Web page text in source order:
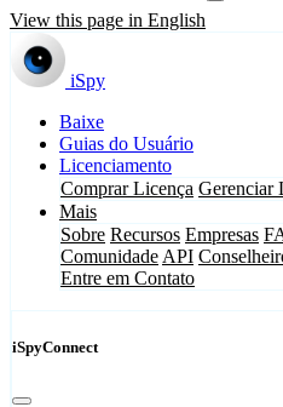
View this page in English
iSpy
Baixe
Guias do Usuário
Licenciamento
Comprar Licença Gerenciar
Mais
Sobre Recursos Empresas
Comunidade API
Entre em Contato
iSpyConnect